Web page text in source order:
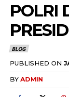
POLRI
BLOG
PUBLISHED ON
BYADMIN